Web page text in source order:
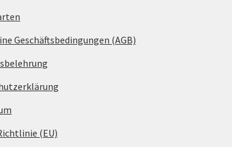
Geschäftsbedingungen (AGB)
(EU)